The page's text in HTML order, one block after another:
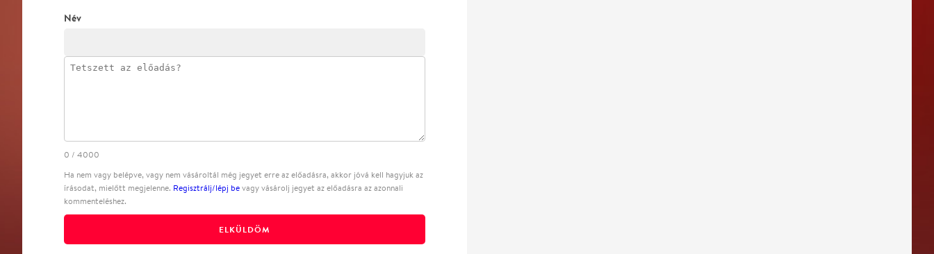
Név
0 / 4000
Ha nem vagy belépve, vagy nem vásároltál még jegyet erre az előadásra, akkor jóvá kell hagyjuk az
írásodat, mielőtt megjelenne. Regisztrálj/lépj be vagy vásárolj jegyet az előadásra az azonnali
kommenteléshez.
ELKÜLDÖM